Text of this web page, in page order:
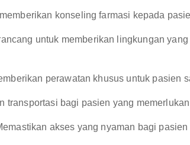
konseling farmasi kepada
untuk memberikan lingkungan
perawatan khusus untuk pasien
transportasi bagi pasien yang
akses yang nyaman bagi